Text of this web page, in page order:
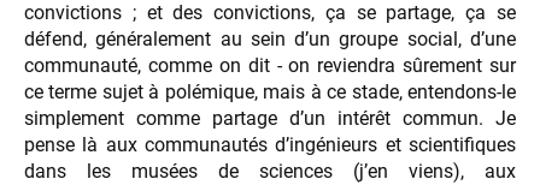
convictions ; et des convictions, ça se partage, ça se
défend, généralement au sein d’un groupe social, d’une
communauté, comme on dit - on reviendra sûrement sur
ce terme sujet à polémique, mais à ce stade, entendons-le
simplement comme partage d’un intérêt commun. Je
pense là aux communautés d’ingénieurs et scientifiques
dans les musées de sciences (j’en viens), aux